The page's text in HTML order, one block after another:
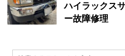
ハイラックス
ー故障修理